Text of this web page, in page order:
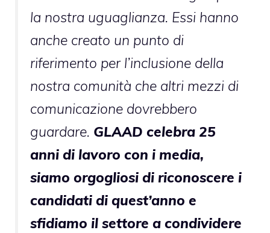
la nostra uguaglianza. Essi hanno
anche creato un punto di
riferimento per l’inclusione della
nostra comunità che altri mezzi di
comunicazione dovrebbero
guardare. GLAAD celebra 25
anni di lavoro con i media,
siamo orgogliosi di riconoscere i
candidati di quest’anno e
sfidiamo il settore a condividere